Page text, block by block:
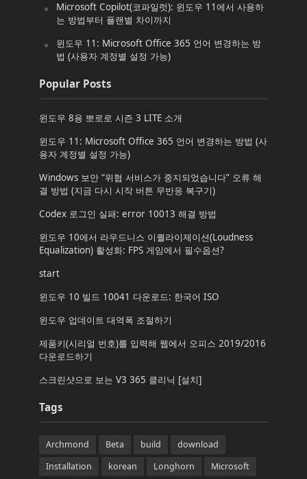
Microsoft Copilot(코파일럿): 윈도우 11에서 사용하
는 방법부터 플랜별 차이까지
윈도우 11: Microsoft Office 365 언어 변경하는 방
법 (사용자 계정별 설정 가능)
Popular Posts
윈도우 8용 뽀로로 시즌 3 LITE 소개
윈도우 11: Microsoft Office 365 언어 변경하는 방법 (사
용자 계정별 설정 가능)
Windows 보안 “위협 서비스가 중지되었습니다” 오류 해
결 방법 (지금 다시 시작 버튼 무반응 복구기)
Codex 로그인 실패: error 10013 해결 방법
윈도우 10에서 라우드니스 이퀄라이제이션(Loudness
Equalization) 활성화: FPS 게임에서 필수옵션?
start
윈도우 10 빌드 10041 다운로드: 한국어 ISO
윈도우 업데이트 대역폭 조절하기
제품키(시리얼 번호)를 입력해 웹에서 오피스 2019/2016
다운로드하기
스크린샷으로 보는 V3 365 클리닉 [설치]
Tags
Archmond Beta build
download
Installation
korean Longhorn
Microsoft